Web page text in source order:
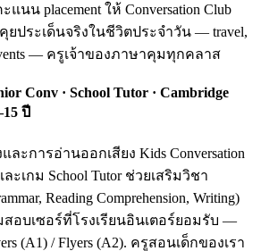
นน placement ให้ Conversation Club
ยประเด็นจริงในชีวิตประจำวัน — travel,
— ครูเจ้าของภาษาคุมทุกคลาส
Conv · School Tutor · Cambridge
ปี
และการอ่านออกเสียง Kids Conversation
ะเกม School Tutor ช่วยเสริมวิชา
Reading Comprehension, Writing)
มสอบเซอร์ที่โรงเรียนอินเตอร์ยอมรับ —
(A1) / Flyers (A2). ครูสอนเด็กของเรา